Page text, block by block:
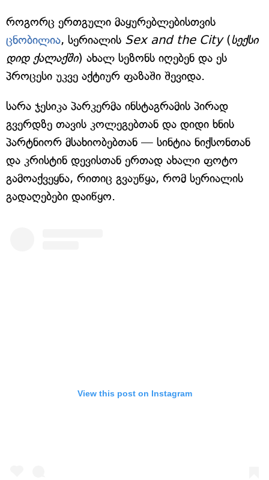
როგორც ერთგული მაყურებლებისთვის
ცნობილია, სერიალის Sex and the City(სექსი
დიდ ქალაქში) ახალ სეზონს იღებენ და ეს
პროცესი უკვე აქტიურ ფაზაში შევიდა.
სარა ჯესიკა პარკერმა ინსტაგრამის პირად
გვერდზე თავის კოლეგებთან და დიდი ხნის
პარტნიორ მსახიობებთან — სინტია ნიქსონთან
და კრისტინ დევისთან ერთად ახალი ფოტო
გამოაქვეყნა, რითიც გვაუწყა, რომ სერიალის
გადაღებები დაიწყო.
View this post on Instagram